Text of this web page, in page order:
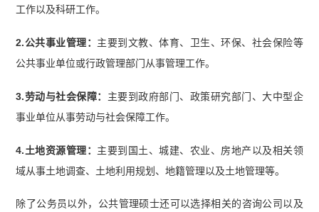
工作以及科研工作。
2.公共事业管理： 主要到文教、体育、卫生、环保、社会保险等
公共事业单位或行政管理部门从事管理工作。
3.劳动与社会保障： 主要到政府部门、政策研究部门、大中型企
事业单位从事劳动与社会保障工作。
4.土地资源管理： 主要到国土、城建、农业、房地产以及相关领
域从事土地调查、土地利用规划、地籍管理以及土地管理等。
除了公务员以外，公共管理硕士还可以选择相关的咨询公司以及